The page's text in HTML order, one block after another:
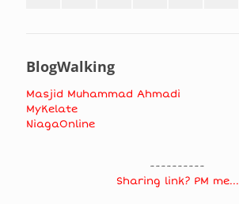
BlogWalking
Masjid Muhammad Ahmadi
MyKelate
NiagaOnline
----------
Sharing link? PM me...